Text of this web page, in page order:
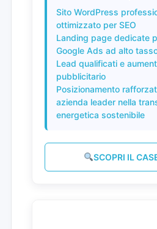
Sito WordPress
ottimizzato per SEO
Landing page dedicate
Google Ads ad alto
Lead qualificati e
pubblicitario
Posizionamento
azienda leader nella
energetica sostenibile
SCOPRI IL